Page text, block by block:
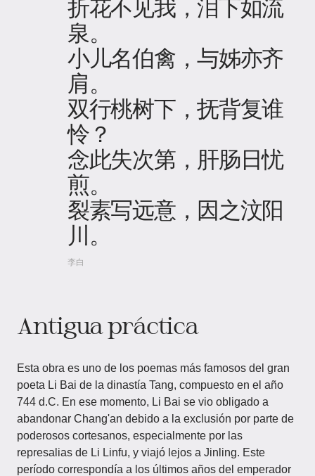
折花不见我，泪下如流
泉。
小儿名伯禽，与姊亦齐
肩。
双行桃树下，抚背复谁
怜？
念此失次第，肝肠日忧
煎。
裂素写远意，因之汶阳
川。
李白
Antigua práctica
Esta obra es uno de los poemas más famosos del gran
poeta Li Bai de la dinastía Tang, compuesto en el año
744 d.C. En ese momento, Li Bai se vio obligado a
abandonar Chang'an debido a la exclusión por parte de
poderosos cortesanos, especialmente por las
represalias de Li Linfu, y viajó lejos a Jinling. Este
período correspondía a los últimos años del emperador